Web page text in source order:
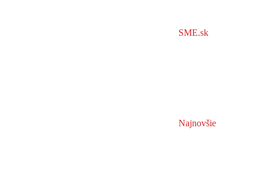
SME.sk
Najnovšie